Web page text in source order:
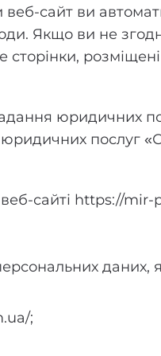
сайт ви
Якщо ви не
юридичних
послуг
сайті https://mir-
даних,
;